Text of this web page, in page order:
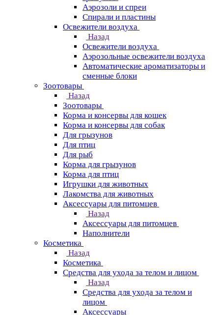
Аэрозоли и спреи
Спирали и пластины
Освежители воздуха
Назад
Освежители воздуха
Аэрозольные освежители воздуха
Автоматические ароматизаторы и
сменные блоки
Зоотовары
Назад
Зоотовары
Корма и консервы для кошек
Корма и консервы для собак
Для грызунов
Для птиц
Для рыб
Корма для грызунов
Корма для птиц
Игрушки для животных
Лакомства для животных
Аксессуары для питомцев
Назад
Аксессуары для питомцев
Наполнители
Косметика
Назад
Косметика
Средства для ухода за телом и лицом
Назад
Средства для ухода за телом и
лицом
Аксессуары